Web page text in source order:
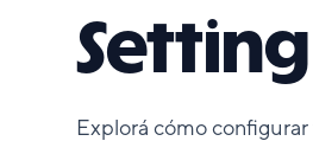
Explorá cómo